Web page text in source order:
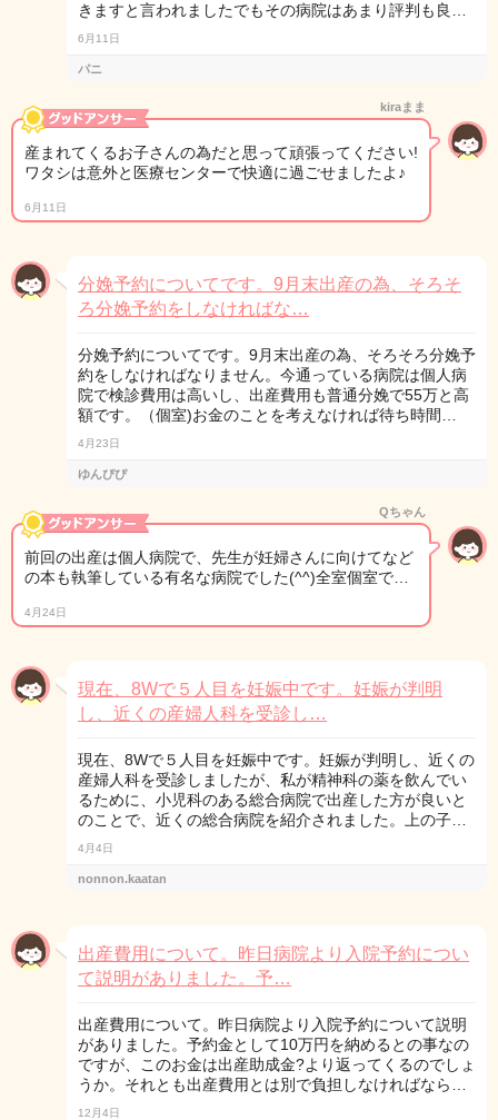
きますと言われましたでもその病院はあまり評判も良…
6月11日
パニ
kiraまま
産まれてくるお子さんの為だと思って頑張ってください!
ワタシは意外と医療センターで快適に過ごせましたよ♪
6月11日
分娩予約についてです。9月末出産の為、そろそ
ろ分娩予約をしなければな…
分娩予約についてです。9月末出産の為、そろそろ分娩予
約をしなければなりません。今通っている病院は個人病
院で検診費用は高いし、出産費用も普通分娩で55万と高
額です。（個室)お金のことを考えなければ待ち時間…
4月23日
ゆんぴぴ
Qちゃん
前回の出産は個人病院で、先生が妊婦さんに向けてなど
の本も執筆している有名な病院でした(^^)全室個室で…
4月24日
現在、8Wで５人目を妊娠中です。妊娠が判明
し、近くの産婦人科を受診し…
現在、8Wで５人目を妊娠中です。妊娠が判明し、近くの
産婦人科を受診しましたが、私が精神科の薬を飲んでい
るために、小児科のある総合病院で出産した方が良いと
のことで、近くの総合病院を紹介されました。上の子…
4月4日
nonnon.kaatan
出産費用について。昨日病院より入院予約につい
て説明がありました。予…
出産費用について。昨日病院より入院予約について説明
がありました。予約金として10万円を納めるとの事なの
ですが、このお金は出産助成金?より返ってくるのでしょ
うか。それとも出産費用とは別で負担しなければなら…
12月4日